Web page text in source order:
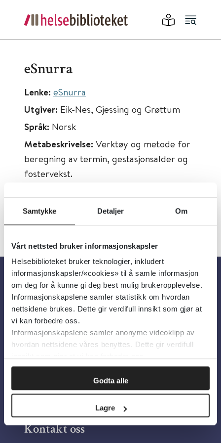
Samtykke Detaljer Om
Vårt nettsted bruker informasjonskapsler
Helsebiblioteket bruker teknologier, inkludert
informasjonskapsler/«cookies» til å samle informasjon
om deg for å kunne gi deg best mulig brukeropplevelse.
Informasjonskapslene samler statistikk om hvordan
nettsidene brukes. Dette gir verdifull innsikt som gjør at
vi kan forbedre oss.
Informasjonskapslene samler anonyme videoklipp av
hvordan nettsidene våres benyttes. Dette gir verdifull
Godta alle
Lagre
eSnurra
Lenke: eSnurra
Utgiver: Eik-Nes, Gjessing og Grøttum
Språk: Norsk
Metabeskrivelse: Verktøy og metode for
beregning av termin, gestasjonsalder og
fostervekst.
Om oss
Om Helsebiblioteket
Personvern og informasjonskapsler
Tilgjengelighetserklæring
Bilder fra Colourbox.com
Kontakt oss